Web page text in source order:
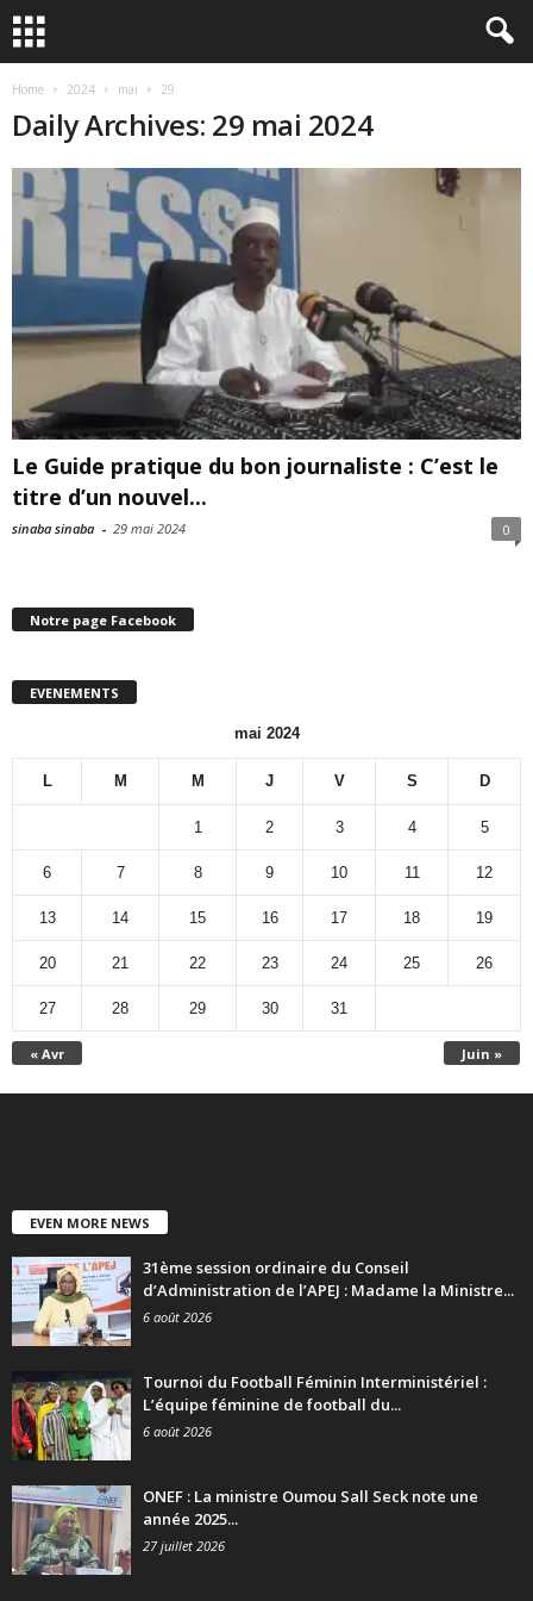
Home 2024 mai 29
Daily Archives: 29 mai 2024
Le Guide pratique du bon journaliste : C’est le
titre d’un nouvel...
sinaba sinaba - 29 mai 2024 0
Notre page Facebook
EVENEMENTS
mai 2024
L M M J V S D
« Avr Juin »
1 2 3 4 5
6 7 8 9 10 11 12
13 14 15 16 17 18 19
20 21 22 23 24 25 26
27 28 29 30 31
EVEN MORE NEWS
31ème session ordinaire du Conseil
d’Administration de l’APEJ : Madame la Ministre...
6 août 2026
Tournoi du Football Féminin Interministériel :
L’équipe féminine de football du...
6 août 2026
ONEF : La ministre Oumou Sall Seck note une
année 2025...
27 juillet 2026